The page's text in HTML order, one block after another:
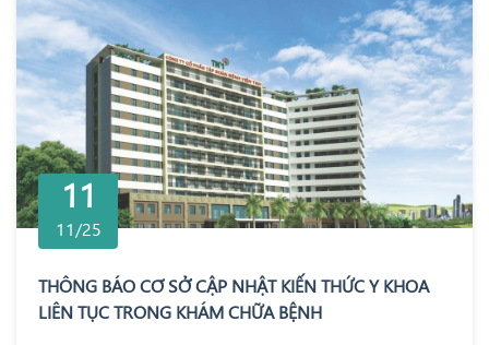
11
11/25
THÔNG BÁO CƠ SỞ CẬP NHẬT KIẾN THỨC Y KHOA
LIÊN TỤC TRONG KHÁM CHỮA BỆNH